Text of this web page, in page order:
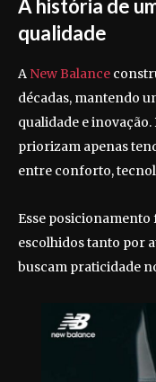
A história de
qualidade
A New Balance
décadas, mantendo
qualidade e
priorizam apenas
entre conforto,
Esse posicionamento
escolhidos tanto por
buscam praticidade